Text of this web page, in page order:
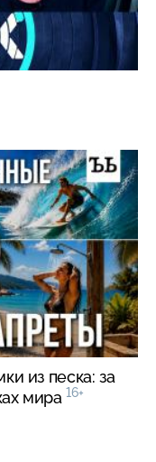
из песка: за
мира 16+